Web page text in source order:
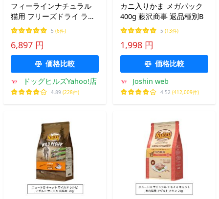
フィーラインナチュラル
猫用 フリーズドライ ラム
フィースト320g（100％ナ
チュラル 生食 キャットフ
ード 猫用総合栄養食
FelineNatural K027）
5 (6件)
6,897 円
価格比較
ドッグヒルズYahoo!店
4.89 (228件)
カニ入りかま メガパック
400g 藤沢商事 返品種別B
5 (13件)
1,998 円
価格比較
Joshin web
4.52 (412,009件)